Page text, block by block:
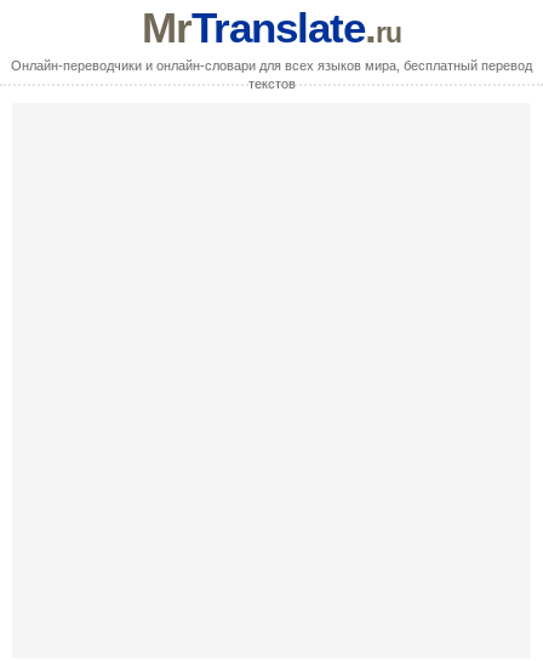
MrTranslate.ru
Онлайн-переводчики и онлайн-словари для всех языков мира, бесплатный перевод
текстов